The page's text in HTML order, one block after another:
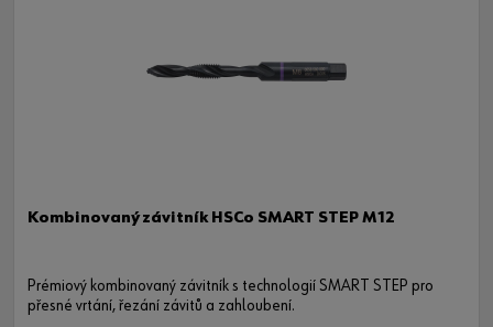
Kombinovaný závitník HSCo SMART STEP M12
Prémiový kombinovaný závitník s technologií SMART STEP pro
přesné vrtání, řezání závitů a zahloubení.